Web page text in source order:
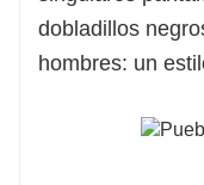
dobladillos
hombres: un